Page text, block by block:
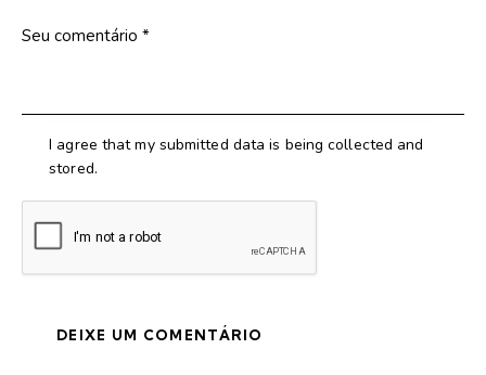
I agree that my submitted data is being collected and
stored.